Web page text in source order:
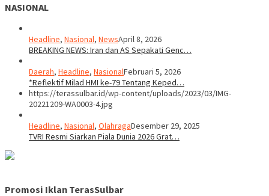
NASIONAL
Headline, Nasional, NewsApril 8, 2026
BREAKING NEWS: Iran dan AS Sepakati Genc…
Daerah, Headline, NasionalFebruari 5, 2026
*Reflektif Milad HMI ke-79 Tentang Keped…
https://terassulbar.id/wp-content/uploads/2023/03/IMG-
20221209-WA0003-4.jpg
Headline, Nasional, OlahragaDesember 29, 2025
TVRI Resmi Siarkan Piala Dunia 2026 Grat…
Promosi Iklan TerasSulbar